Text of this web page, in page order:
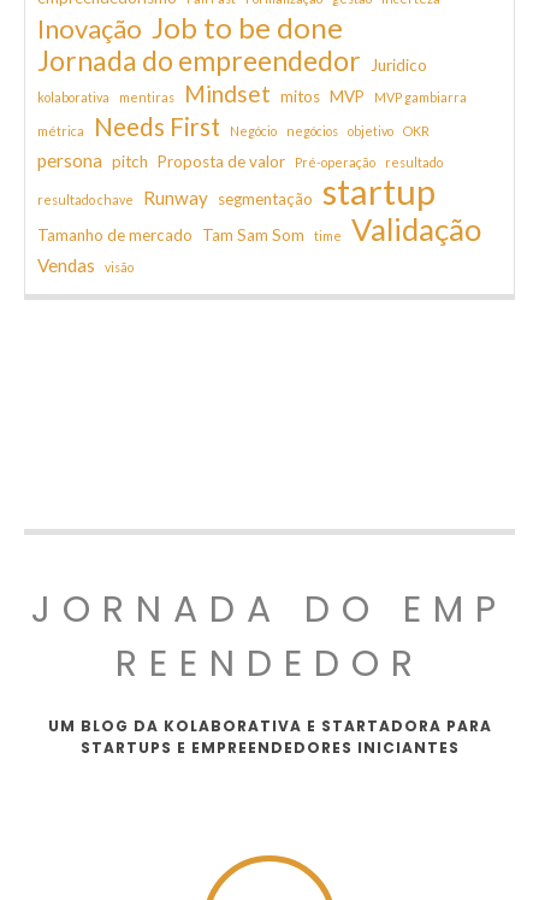
Inovação Job to be done
Jornada do empreendedor Juridico
kolaborativa mentiras Mindset mitos MVP MVP gambiarra
métrica Needs First Negócio negócios objetivo OKR
persona pitch Proposta de valor Pré-operação resultado
resultado chave Runway segmentação startup
Tamanho de mercado Tam Sam Som time Validação
Vendas visão
JORNADA DO EMP
REENDEDOR
UM BLOG DA KOLABORATIVA E STARTADORA PARA
STARTUPS E EMPREENDEDORES INICIANTES